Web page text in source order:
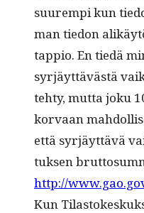
suurem­pi kun
man tiedon
tap­pio. En tiedä
syr­jäyt­tävästä
tehty, mut­ta joku
kor­vaan
että syr­jäyt­tävä
tuk­sen
http://
Kun